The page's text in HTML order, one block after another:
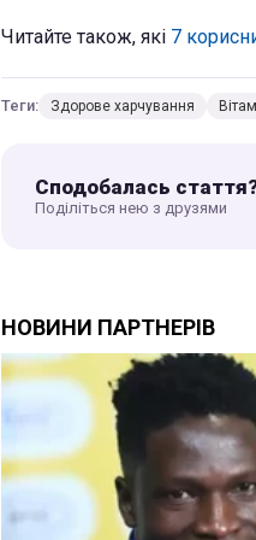
Читайте також, які 7
Теги: Здорове харчування
Сподобалась
Поділіться нею з друзями